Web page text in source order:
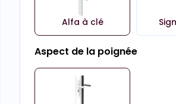
Alfa à clé
Aspect de la poignée